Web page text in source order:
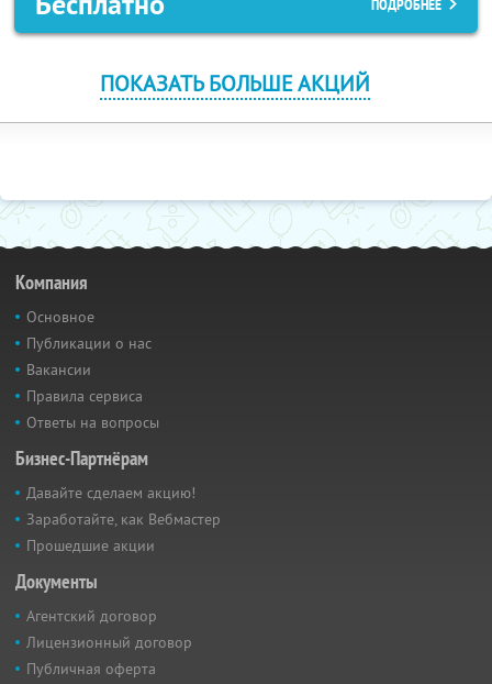
ПОДРОБНЕЕ
ПОКАЗАТЬ БОЛЬШЕ АКЦИЙ
Компания
Основное
Публикации о нас
Вакансии
Правила сервиса
Ответы на вопросы
Бизнес-Партнёрам
Давайте сделаем акцию!
Заработайте, как Вебмастер
Прошедшие акции
Документы
Агентский договор
Лицензионный договор
Публичная оферта